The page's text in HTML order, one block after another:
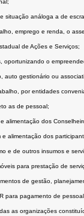
situação análoga a de
emprego e renda, o
de Ações e Serviços;
oportunizando o
auto gestionário ou
por entidades
as de pessoal;
alimentação dos
alimentação dos
e de outros insumos e
para prestação de
de gestão,
para pagamento de
as organizações